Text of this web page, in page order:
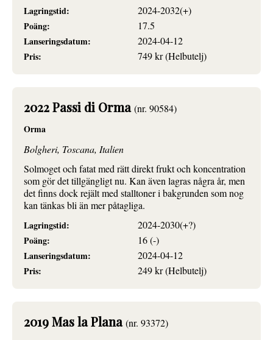
Lagringstid:
2024-2032(+)
Poäng:
17.5
Lanseringsdatum:
2024-04-12
Pris:
749 kr (Helbutelj)
2022 Passi di Orma(nr. 90584)
Orma
Bolgheri, Toscana, Italien
Solmoget och fatat med rätt direkt frukt och koncentration
som gör det tillgängligt nu. Kan även lagras några år, men
det finns dock rejält med stalltoner i bakgrunden som nog
kan tänkas bli än mer påtagliga.
Lagringstid:
2024-2030(+?)
Poäng:
16 (-)
Lanseringsdatum:
2024-04-12
Pris:
249 kr (Helbutelj)
2019 Mas la Plana(nr. 93372)